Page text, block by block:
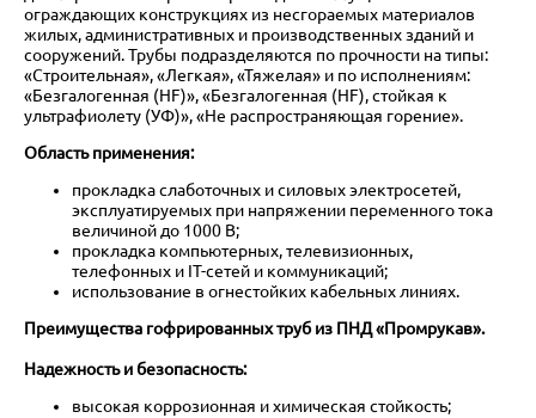
ограждающих конструкциях из несгораемых материалов
жилых, административных и производственных зданий и
сооружений. Трубы подразделяются по прочности на типы:
«Строительная», «Легкая», «Тяжелая» и по исполнениям:
«Безгалогенная (HF)», «Безгалогенная (HF), стойкая к
ультрафиолету (УФ)», «Не распространяющая горение».
Область применения:
прокладка слаботочных и силовых электросетей,
эксплуатируемых при напряжении переменного тока
величиной до 1000 В;
прокладка компьютерных, телевизионных,
телефонных и IT-сетей и коммуникаций;
использование в огнестойких кабельных линиях.
Преимущества гофрированных труб из ПНД «Промрукав».
Надежность и безопасность:
высокая коррозионная и химическая стойкость;